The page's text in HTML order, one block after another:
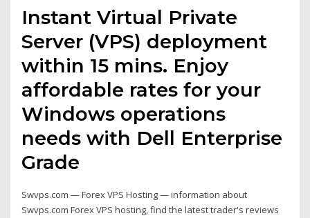
Instant Virtual Private
Server (VPS) deployment
within 15 mins. Enjoy
affordable rates for your
Windows operations
needs with Dell Enterprise
Grade
Swvps.com — Forex VPS Hosting — information about
Swvps.com Forex VPS hosting, find the latest trader's reviews